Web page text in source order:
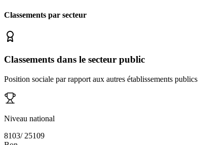
Classements par secteur
Classements dans le secteur public
Position sociale par rapport aux autres établissements publics
Niveau national
8103/ 25109